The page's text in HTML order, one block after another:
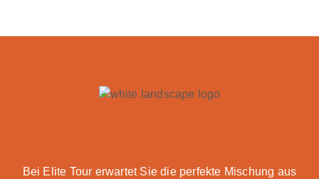
Bei Elite Tour erwartet Sie die perfekte Mischung aus